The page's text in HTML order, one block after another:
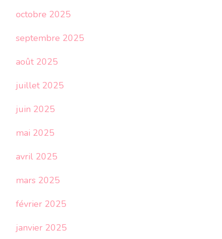
octobre 2025
septembre 2025
août 2025
juillet 2025
juin 2025
mai 2025
avril 2025
mars 2025
février 2025
janvier 2025